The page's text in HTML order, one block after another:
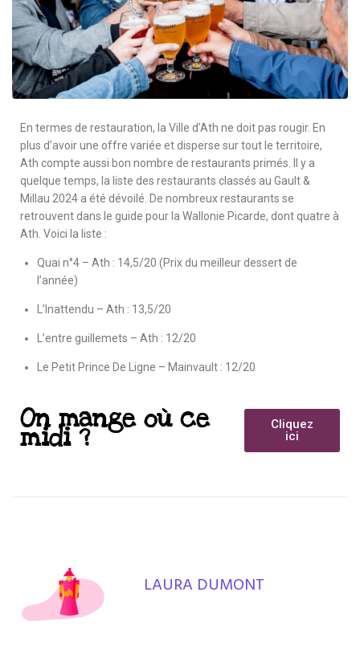
En termes de restauration, la Ville d’Ath ne doit pas rougir. En
plus d’avoir une offre variée et disperse sur tout le territoire,
Ath compte aussi bon nombre de restaurants primés. Il y a
quelque temps, la liste des restaurants classés au Gault &
Millau 2024 a été dévoilé. De nombreux restaurants se
retrouvent dans le guide pour la Wallonie Picarde, dont quatre à
Ath. Voici la liste :
Quai n°4 – Ath : 14,5/20 (Prix du meilleur dessert de
l’année)
L’Inattendu – Ath : 13,5/20
L’entre guillemets – Ath : 12/20
Le Petit Prince De Ligne – Mainvault : 12/20
On mange où ce
midi ?
Cliquez
ici
LAURA DUMONT